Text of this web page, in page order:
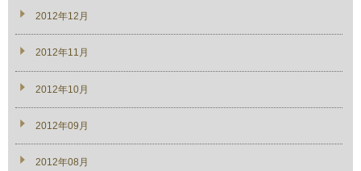
2012年12月
2012年11月
2012年10月
2012年09月
2012年08月